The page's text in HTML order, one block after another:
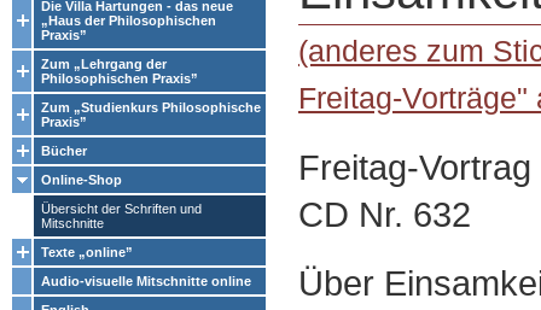
Die Villa Hartungen - das neue
„Haus der Philosophischen
Praxis”
Zum „Lehrgang der
Philosophischen Praxis”
Zum „Studienkurs Philosophische
Praxis”
Bücher
Online-Shop
Übersicht der Schriften und
Mitschnitte
Texte „online”
Audio-visuelle Mitschnitte online
(anderes zum
Freitag-Vorträge"
Freitag-
CD Nr. 632
Über